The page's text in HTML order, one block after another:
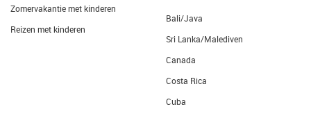
Zomervakantie met kinderen
Reizen met kinderen
Bali/Java
Sri Lanka/Malediven
Canada
Costa Rica
Cuba